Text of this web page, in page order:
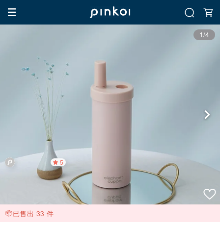
1/4
5
已售出 33 件